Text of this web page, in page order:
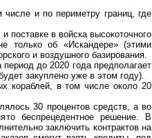
и по периметру границ, где
в войска высокоточного
только об «Искандере» (этими
и воздушного базирования.
до 2020 года предполагает
закуплено уже в этом году).
кораблей, в том числе около 20
30 процентов средств, а во
беспрецедентное решение. В
заключить контрактов на